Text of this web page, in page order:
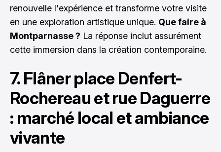
renouvelle l'expérience et transforme votre visite
en une exploration artistique unique. Que faire à
Montparnasse ? La réponse inclut assurément
cette immersion dans la création contemporaine.
7. Flâner place Denfert-
Rochereau et rue Daguerre
: marché local et ambiance
vivante